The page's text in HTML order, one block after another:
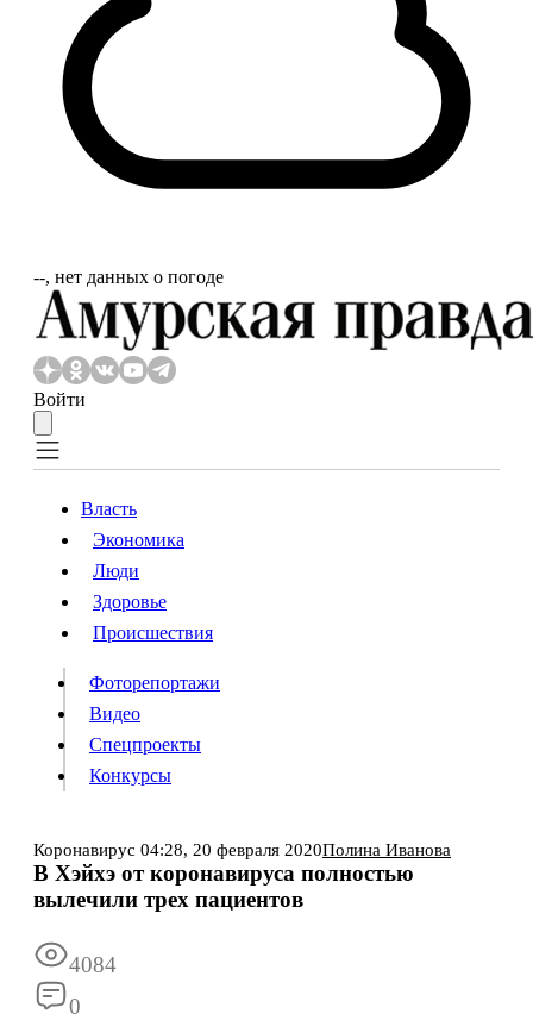
‐‐, нет данных о погоде
Войти
Власть
Происшествия
Видео
Конкурсы
Подписка Реклама
Власть
Экономика
Люди
Здоровье
Происшествия
Фоторепортажи
Видео
Спецпроекты
Конкурсы
Коронавирус 04:28, 20 февраля 2020Полина Иванова
В Хэйхэ от коронавируса полностью
вылечили трех пациентов
4084
0